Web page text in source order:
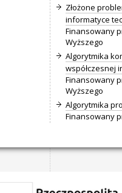
Złożone
informatyce
Finansowany
Wyższego
Algorytmika
współczesnej
Finansowany
Wyższego
Algorytmika
Finansowany